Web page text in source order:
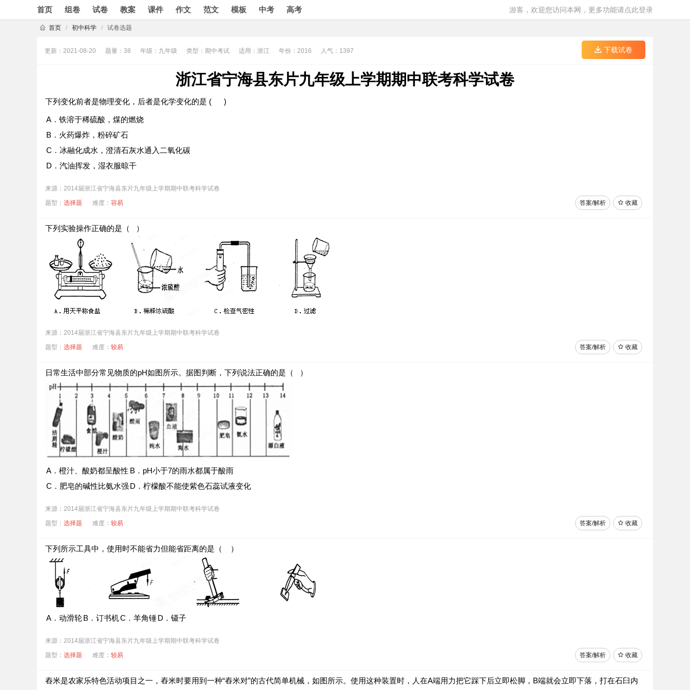
首页 组卷 试卷 教案 课件 作文 范文 模板 中考 高考 游客，欢迎您访问本网，更多功能请点此登录
首页 / 初中科学 / 试卷选题
更新：2021-08-20 题量：38 年级：九年级 类型：期中考试 适用：浙江 年份：2016 人气：1397 下载试卷
浙江省宁海县东片九年级上学期期中联考科学试卷
下列变化前者是物理变化，后者是化学变化的是 ( )
A．铁溶于稀硫酸，煤的燃烧
B．火药爆炸，粉碎矿石
C．冰融化成水，澄清石灰水通入二氧化碳
D．汽油挥发，湿衣服晾干
来源：2014届浙江省宁海县东片九年级上学期期中联考科学试卷
题型： 选择题 难度： 容易 收藏
答案/解析
下列实验操作正确的是（ ）
来源：2014届浙江省宁海县东片九年级上学期期中联考科学试卷
题型： 选择题 难度： 较易 收藏
答案/解析
日常生活中部分常见物质的pH如图所示。据图判断，下列说法正确的是（ ）
A．橙汁、酸奶都呈酸性 B．pH小于7的雨水都属于酸雨
C．肥皂的碱性比氨水强 D．柠檬酸不能使紫色石蕊试液变化
来源：2014届浙江省宁海县东片九年级上学期期中联考科学试卷
题型： 选择题 难度： 较易 收藏
答案/解析
下列所示工具中，使用时不能省力但能省距离的是（ ）
A．动滑轮B．订书机C．羊角锤D．镊子
来源：2014届浙江省宁海县东片九年级上学期期中联考科学试卷
题型： 选择题 难度： 较易 收藏
答案/解析
舂米是农家乐特色活动项目之一，舂米时要用到一种“舂米对”的古代简单机械，如图所示。使用这种装置时，人在A端用力把它踩下后立即松脚，B端就会立即下落，打在石臼内